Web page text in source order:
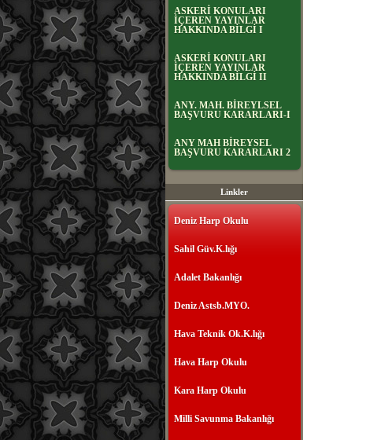
ASKERİ KONULARI
İÇEREN YAYINLAR
HAKKINDA BİLGİ I
ASKERİ KONULARI
İÇEREN YAYINLAR
HAKKINDA BİLGİ II
ANY. MAH. BİREYLSEL
BAŞVURU KARARLARI-I
ANY MAH BİREYSEL
BAŞVURU KARARLARI 2
Linkler
Deniz Harp Okulu
Sahil Güv.K.lığı
Adalet Bakanlığı
Deniz Astsb.MYO.
Hava Teknik Ok.K.lığı
Hava Harp Okulu
Kara Harp Okulu
Milli Savunma Bakanlığı